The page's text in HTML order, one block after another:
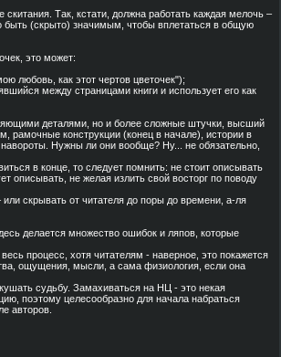
Так, кстати, должна работать каждая мелочь –
быть (скрыто) значимым, чтобы вплетаться в общую
это может:
любовь, как этот чертов цветочек");
между страницами книги и использует его как
деталями, но и более сложные штучки, высший
рамочные конструкции (конец в начале), истории в
Нужны ли они вообще? Ну... не обязательно,
в конце, то следует помнить: не стоит описывать
описывать, не желая излить свой восторг по поводу
скрывать от читателя до поры до времени, а-ля
делается множество ошибок и ляпов, которые
процесс, хотя читателям - наверное, это покажется
ощущения, мысли, а сама физиология, если она
судьбу. Замахиваться на НЦ - это некая
поэтому целесообразно для начала набраться
авторов.